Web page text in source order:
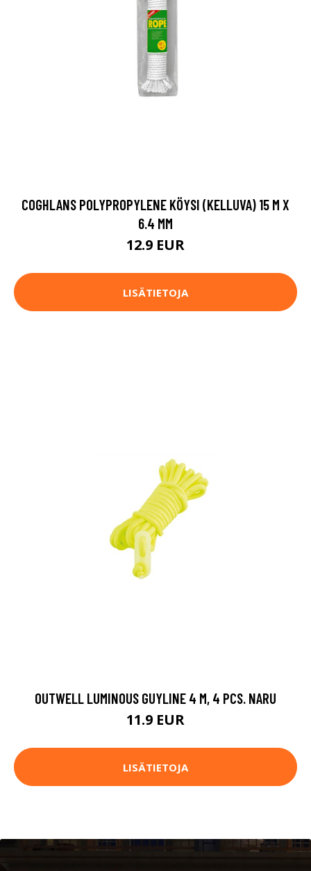
COGHLANS POLYPROPYLENE KÖYSI (KELLUVA) 15 M X
6.4 MM
12.9 EUR
LISÄTIETOJA
OUTWELL LUMINOUS GUYLINE 4 M, 4 PCS. NARU
11.9 EUR
LISÄTIETOJA